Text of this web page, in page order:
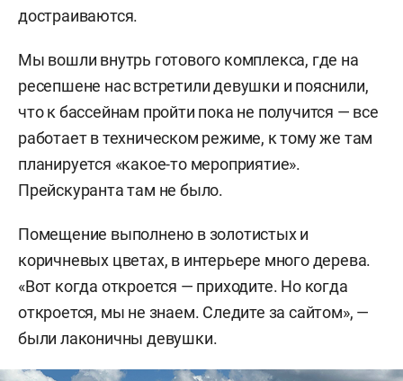
достраиваются.
Мы вошли внутрь готового комплекса, где на
ресепшене нас встретили девушки и пояснили,
что к бассейнам пройти пока не получится — все
работает в техническом режиме, к тому же там
планируется «какое-то мероприятие».
Прейскуранта там не было.
Помещение выполнено в золотистых и
коричневых цветах, в интерьере много дерева.
«Вот когда откроется — приходите. Но когда
откроется, мы не знаем. Следите за сайтом», —
были лаконичны девушки.